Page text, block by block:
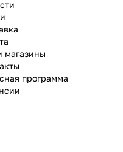
магазины
программа